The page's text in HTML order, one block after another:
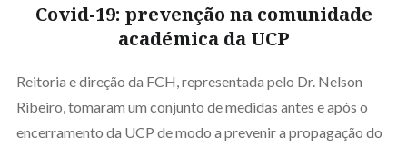
Covid-19: prevenção na comunidade
académica da UCP
Reitoria e direção da FCH, representada pelo Dr. Nelson
Ribeiro, tomaram um conjunto de medidas antes e após o
encerramento da UCP de modo a prevenir a propagação do